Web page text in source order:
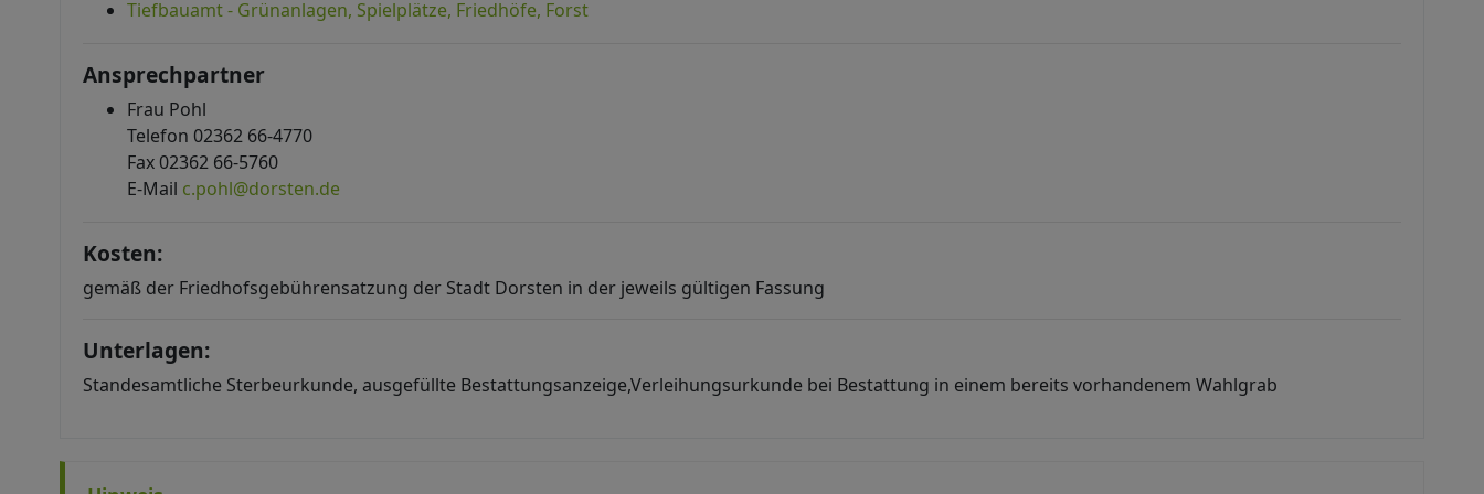
Tiefbauamt - Grünanlagen, Spielplätze, Friedhöfe, Forst
Ansprechpartner
Frau Pohl
Telefon 02362 66-4770
Fax 02362 66-5760
E-Mail c.pohl@dorsten.de
Kosten:
gemäß der Friedhofsgebührensatzung der Stadt Dorsten in der jeweils gültigen Fassung
Unterlagen:
Standesamtliche Sterbeurkunde, ausgefüllte Bestattungsanzeige,Verleihungsurkunde bei Bestattung in einem bereits vorhandenem Wahlgrab